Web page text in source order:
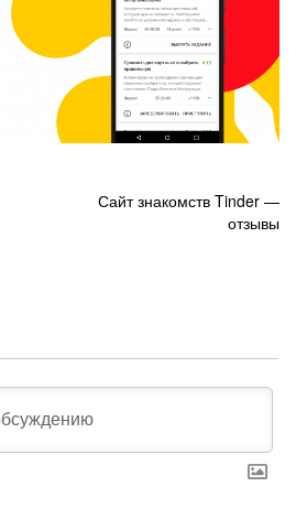
Сайт знакомств Tinder —
отзывы